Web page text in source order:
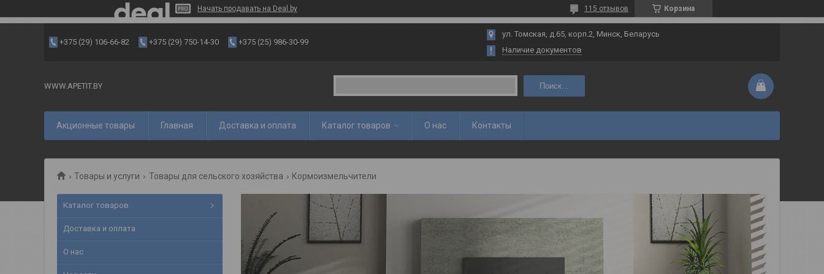
Начать продавать на Deal.by Корзина
115 отзывов
+375 (29) 106-66-82 +375 (29) 750-14-30 +375 (25) 986-30-99
ул. Томская, д.65, корп.2, Минск, Беларусь
Наличие документов
WWW.APETIT.BY Поиск...
Акционные товары Главная Доставка и оплата Каталог товаров О нас Контакты
Товары и услуги Товары для сельского хозяйства Кормоизмельчители
Каталог товаров
Доставка и оплата
О нас